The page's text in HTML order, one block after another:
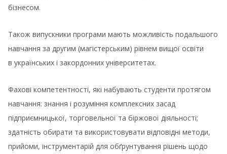
бізнесом.
Також випускники програми мають можливість подальшого
навчання за другим (магістерським) рівнем вищої освіти
в українських і закордонних університетах.
Фахові компетентності, які набувають студенти протягом
навчання: знання і розуміння комплексних засад
підприємницької, торговельної та біржової діяльності;
здатність обирати та використовувати відповідні методи,
прийоми, інструментарій для обґрунтування рішень щодо